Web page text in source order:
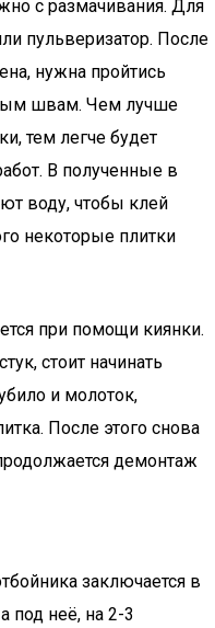
с размачивания. Для
пульверизатор. После
нужна пройтись
швам. Чем лучше
тем легче будет
В полученные в
воду, чтобы клей
некоторые плитки
при помощи киянки.
стоит начинать
и молоток,
После этого снова
демонтаж
заключается в
под неё, на 2-3